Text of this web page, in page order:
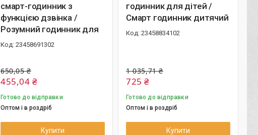
смарт-годинник з
функцією дзвінка /
Розумний годинник для
23458691302
650,05 ₴
455,04 ₴
Готово до відправки
Оптом і в роздріб
Купити
годинник для дітей /
Смарт годинник дитячий
23458834102
1 035,71 ₴
725 ₴
Готово до відправки
Оптом і в роздріб
Купити